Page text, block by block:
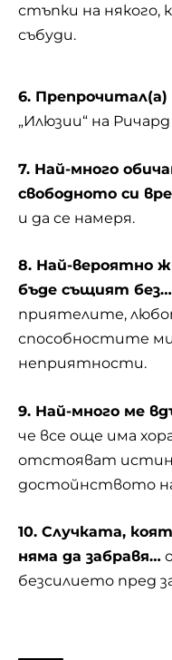
стъпки на някого,
събуди.
6.
„Илюзии“ на Ричард
7. Най-много
свободното си
и да се намеря.
8. Най-вероятно
бъде същият без…
приятелите,
способностите ми
неприятности.
9. Най-много ме
че все още има
отстояват
достойнството
10. Случката,
няма да забравя…
безсилието пред